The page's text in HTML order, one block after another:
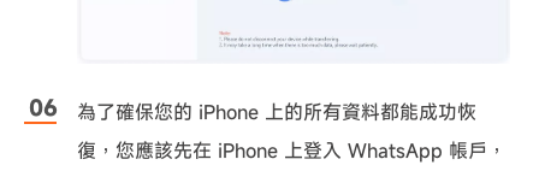
為了確保您的 iPhone 上的所有資料都能成功恢
復，您應該先在 iPhone 上登入 WhatsApp 帳戶，